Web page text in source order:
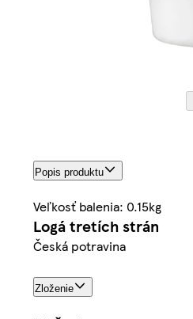
Popis produktu
Veľkosť balenia: 0.15kg
Logá tretích strán
Česká potravina
Zloženie